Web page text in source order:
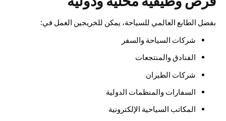
بفضل الطابع العالمي للسياحة، يمكن للخريجين العمل في:
شركات السياحة والسفر
الفنادق والمنتجعات
شركات الطيران
السفارات والمنظمات الدولية
المكاتب السياحية الإلكترونية